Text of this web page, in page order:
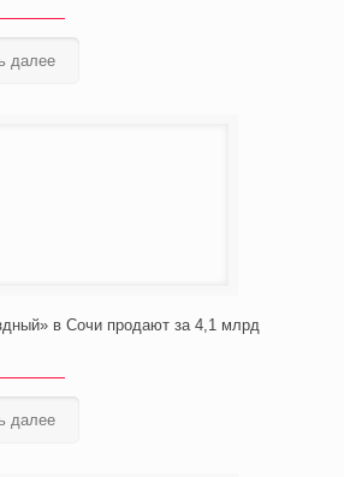
далее
в Сочи продают за 4,1 млрд
далее